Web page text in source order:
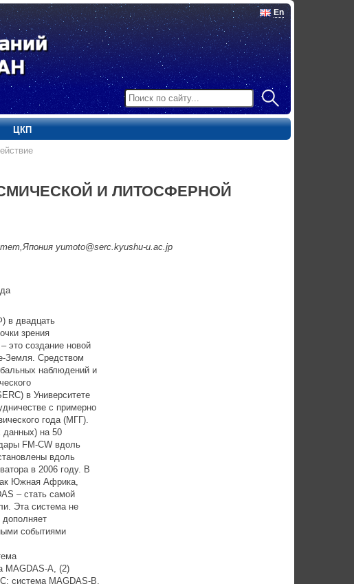
En
ЦКП
И ЛИТОСФЕРНОЙ
yumoto@serc.kyushu-u.ac.jp
в двадцать
зрения
это создание новой
Земля. Средством
наблюдений и
в Университете
с примерно
года (МГГ).
данных) на 50
FM-CW вдоль
вдоль
в 2006 году. В
Южная Африка,
– стать самой
Эта система не
событиями
MAGDAS-A, (2)
система MAGDAS-B.